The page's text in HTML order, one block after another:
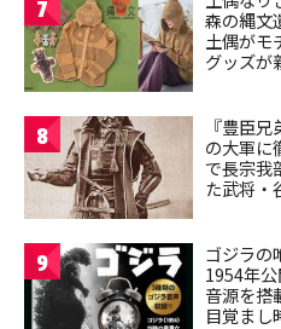
7
森の縄文
土偶がモ
グッズが
8
『豊臣
の大軍に
で長宗我
た武将・
9
ゴジラの
1954年
音源を搭
目覚まし